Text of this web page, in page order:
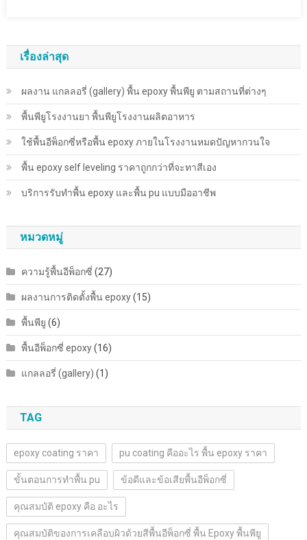
หมด
ปัญหา
กวน
ใจ
เรื่องล่าสุด
ผลงาน แกลลอรี่ (gallery) พื้น epoxy พื้นพียู ตามสถานที่ต่างๆ
พื้นพียู​โรงงานยา พื้นพียู​โรงงานผลิตอาหาร
ใช้พื้นอีพ็อกซี่หรือพื้น epoxy ภายในโรงงานหมดปัญหากวนใจ
พื้น epoxy self leveling ราคาถูกกว่าที่จะทาสีเอง
บริการรับทำพื้น epoxy และพื้น pu แบบมืออาชีพ
หมวดหมู่
ความรู้พื้นอีพ็อกซี่ (27)
ผลงานการติดตั้งพื้น epoxy(15)
พื้นพียู (6)
พื้นอีพ็อกซี่ epoxy(16)
แกลลอรี่ (gallery) (1)
TAG
epoxy coating ราคา pu coating คืออะไร พื้น epoxy ราคา
ขั้นตอนการทำพื้น pu ข้อดีและข้อเสียพื้นอีพ็อกซี่
คุณสมบัติ epoxy คือ อะไร
คุณสมบัติของการเคลือบผิวด้วยสีพื้นอีพ็อกซี่ พื้น Epoxy พื้นพียู